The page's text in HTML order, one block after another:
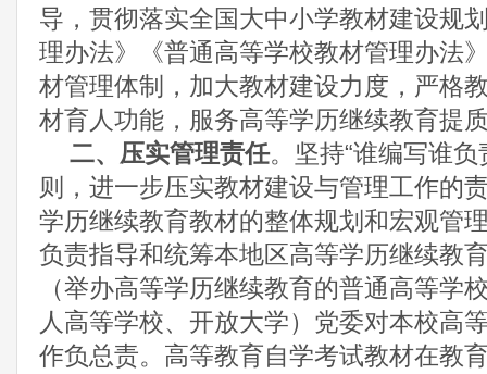
导，贯彻落实全国大中小学教材建设规
理办法》《普通高等学校教材管理办法
材管理体制，加大教材建设力度，严格
材育人功能，服务高等学历继续教育提
二、压实管理责任。坚持“谁编写谁负
则，进一步压实教材建设与管理工作的
学历继续教育教材的整体规划和宏观管
负责指导和统筹本地区高等学历继续教
（举办高等学历继续教育的普通高等学
人高等学校、开放大学）党委对本校高
作负总责。高等教育自学考试教材在教